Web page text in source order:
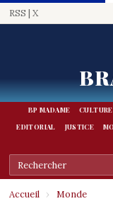
RSS | X
BP MADAME
EDITORIAL
JUSTICE
Accueil › Monde